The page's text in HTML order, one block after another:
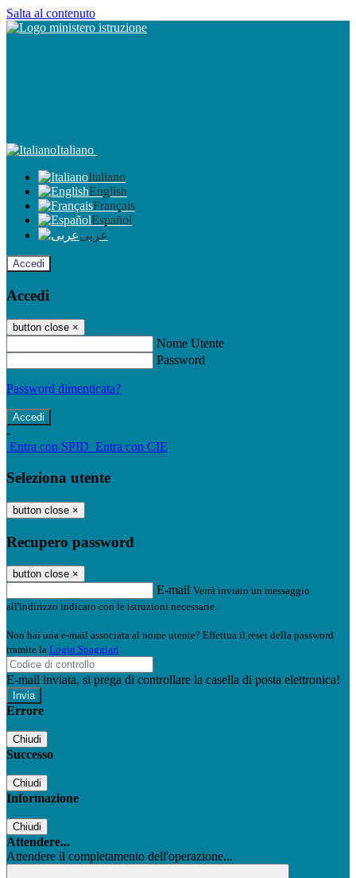
Salta al contenuto
Italiano
Italiano
English
Français
Español
عربى
Accedi
Accedi
button close ×
Nome Utente
Password
Password dimenticata?
-
Entra con SPID Entra con CIE
Seleziona utente
button close ×
Recupero password
button close ×
E-mail Verrà inviato un messaggio
all'indirizzo indicato con le istruzioni necessarie.
Non hai una e-mail associata al nome utente? Effettua il reset della password
tramite la Login Spaggiari
E-mail inviata, si prega di controllare la casella di posta elettronica!
Errore
Chiudi
Successo
Chiudi
Informazione
Chiudi
Attendere...
Attendere il completamento dell'operazione...